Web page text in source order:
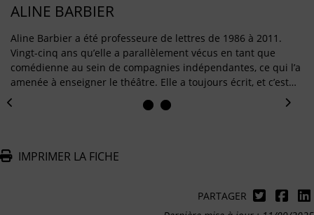
ALINE BARBIER
Aline Barbier a été professeure de lettres de 1986 à 2011.
Vingt-cinq ans qu’elle a parallèlement vécus en tant que
comédienne au sein de compagnies indépendantes, ce qui l’a
amenée à enseigner le théâtre. Elle a toujours écrit, et c’est…
IMPRIMER LA FICHE
PARTAGER